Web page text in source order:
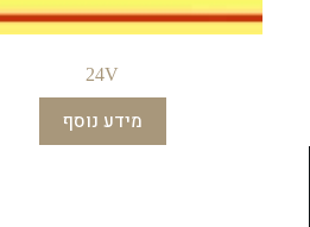
24V
מידע נוסף